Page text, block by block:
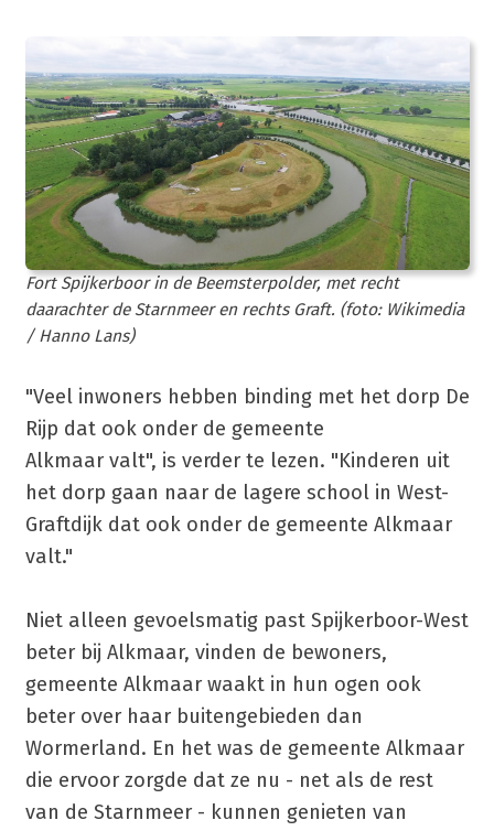
Fort Spijkerboor in de Beemsterpolder, met recht
daarachter de Starnmeer en rechts Graft. (foto: Wikimedia
/ Hanno Lans)
"Veel inwoners hebben binding met het dorp De
Rijp dat ook onder de gemeente
Alkmaar valt", is verder te lezen. "Kinderen uit
het dorp gaan naar de lagere school in West-
Graftdijk dat ook onder de gemeente Alkmaar
valt."
Niet alleen gevoelsmatig past Spijkerboor-West
beter bij Alkmaar, vinden de bewoners,
gemeente Alkmaar waakt in hun ogen ook
beter over haar buitengebieden dan
Wormerland. En het was de gemeente Alkmaar
die ervoor zorgde dat ze nu - net als de rest
van de Starnmeer - kunnen genieten van